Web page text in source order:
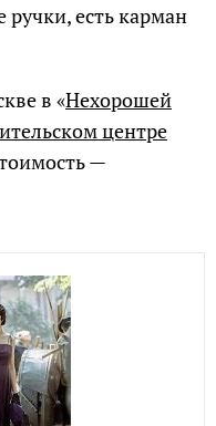
есть карман
в «Нехорошей
центре
—